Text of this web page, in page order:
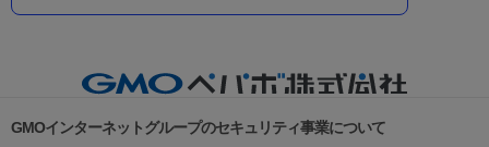
GMOインターネットグループのセキュリティ事業について